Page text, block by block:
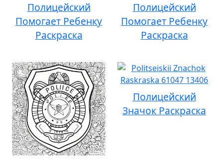
Полицейский
Помогает Ребенку
Раскраска
Полицейский
Помогает Ребенку
Раскраска
Полицейский
Значок Раскраска